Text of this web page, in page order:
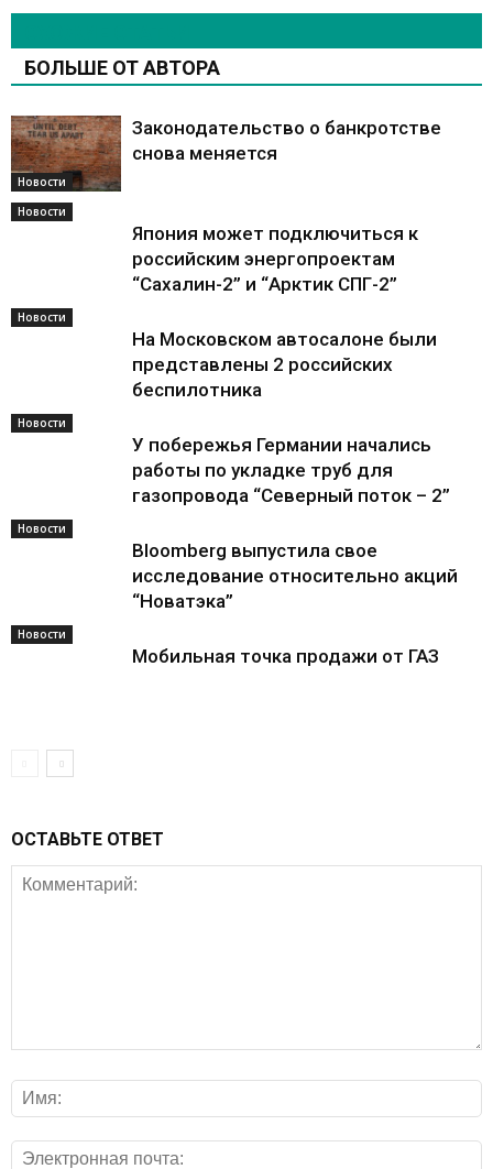
БОЛЬШЕ ОТ АВТОРА
Новости
Законодательство о банкротстве
снова меняется
Новости
Япония может подключиться к
российским энергопроектам
“Сахалин-2” и “Арктик СПГ-2”
Новости
На Московском автосалоне были
представлены 2 российских
беспилотника
Новости
У побережья Германии начались
работы по укладке труб для
газопровода “Северный поток – 2”
Новости
Bloomberg выпустила свое
исследование относительно акций
“Новатэка”
Новости
Мобильная точка продажи от ГАЗ
ОСТАВЬТЕ ОТВЕТ